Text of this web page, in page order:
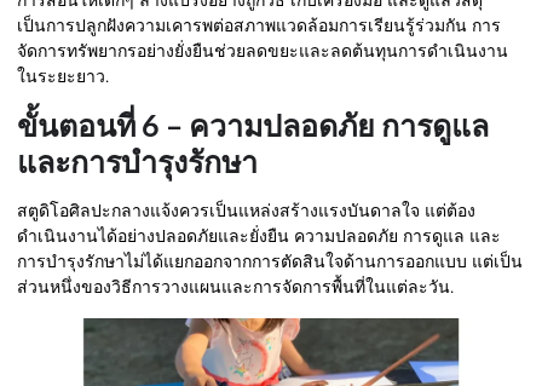
เป็นการปลูกฝังความเคารพต่อสภาพแวดล้อมการเรียนรู้ร่วมกัน การ
จัดการทรัพยากรอย่างยั่งยืนช่วยลดขยะและลดต้นทุนการดำเนินงาน
ในระยะยาว.
ขั้นตอนที่ 6 – ความปลอดภัย การดูแล
และการบำรุงรักษา
สตูดิโอศิลปะกลางแจ้งควรเป็นแหล่งสร้างแรงบันดาลใจ แต่ต้อง
ดำเนินงานได้อย่างปลอดภัยและยั่งยืน ความปลอดภัย การดูแล และ
การบำรุงรักษาไม่ได้แยกออกจากการตัดสินใจด้านการออกแบบ แต่เป็น
ส่วนหนึ่งของวิธีการวางแผนและการจัดการพื้นที่ในแต่ละวัน.